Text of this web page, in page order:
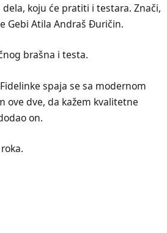
koju će pratiti i testara. Znači,
Gebi Atila Andraš Đuričin.
brašna i testa.
spaja se sa modernom
ove dve, da kažem kvalitetne
on.